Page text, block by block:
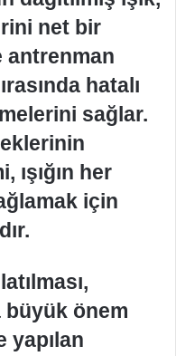
net bir
antrenman
hatalı
sağlar.
her
için
büyük önem
yapılan